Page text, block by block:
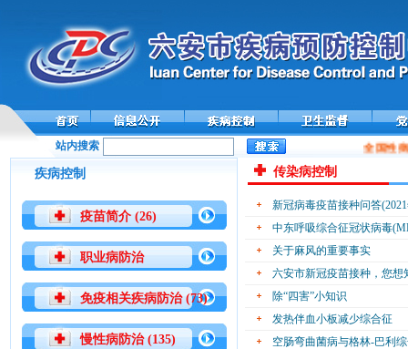
站内搜索 全国性
疾病控制
疫苗简介 (26)
职业病防治
免疫相关疾病防治 (73)
慢性病防治 (135)
传染病控制
新冠病毒疫苗接种问答
中东呼吸综合征冠状病毒
关于麻风的重要事实
六安市新冠疫苗接种，您
除“四害”小知识
发热伴血小板减少综合征
空肠弯曲菌病与格林-巴利